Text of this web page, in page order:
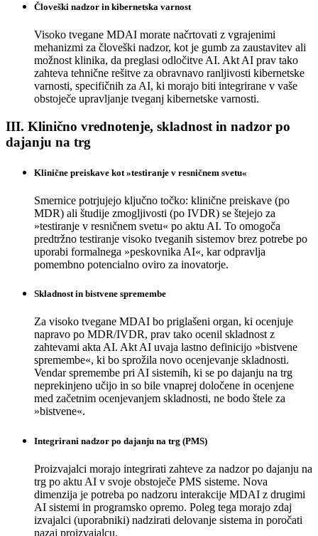
Človeški nadzor in kibernetska varnost
Visoko tvegane MDAI morate načrtovati z vgrajenimi
mehanizmi za človeški nadzor, kot je gumb za zaustavitev ali
možnost klinika, da preglasi odločitve AI. Akt AI prav tako
zahteva tehnične rešitve za obravnavo ranljivosti kibernetske
varnosti, specifičnih za AI, ki morajo biti integrirane v vaše
obstoječe upravljanje tveganj kibernetske varnosti.
III. Klinično vrednotenje, skladnost in nadzor po
dajanju na trg
Klinične preiskave kot »testiranje v resničnem svetu«
Smernice potrjujejo ključno točko: klinične preiskave (po
MDR) ali študije zmogljivosti (po IVDR) se štejejo za
»testiranje v resničnem svetu« po aktu AI. To omogoča
predtržno testiranje visoko tveganih sistemov brez potrebe po
uporabi formalnega »peskovnika AI«, kar odpravlja
pomembno potencialno oviro za inovatorje.
Skladnost in bistvene spremembe
Za visoko tvegane MDAI bo priglašeni organ, ki ocenjuje
napravo po MDR/IVDR, prav tako ocenil skladnost z
zahtevami akta AI. Akt AI uvaja lastno definicijo »bistvene
spremembe«, ki bo sprožila novo ocenjevanje skladnosti.
Vendar spremembe pri AI sistemih, ki se po dajanju na trg
neprekinjeno učijo in so bile vnaprej določene in ocenjene
med začetnim ocenjevanjem skladnosti, ne bodo štele za
»bistvene«.
Integrirani nadzor po dajanju na trg (PMS)
Proizvajalci morajo integrirati zahteve za nadzor po dajanju na
trg po aktu AI v svoje obstoječe PMS sisteme. Nova
dimenzija je potreba po nadzoru interakcije MDAI z drugimi
AI sistemi in programsko opremo. Poleg tega morajo zdaj
izvajalci (uporabniki) nadzirati delovanje sistema in poročati
nazaj proizvajalcu.